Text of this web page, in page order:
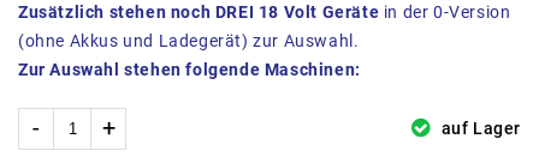
Zusätzlich stehen noch DREI 18 Volt Geräte in der 0-Version
(ohne Akkus und Ladegerät) zur Auswahl.
Zur Auswahl stehen folgende Maschinen:
auf Lager